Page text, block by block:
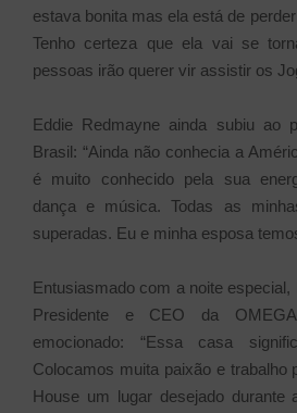
estava bonita mas ela está de
Tenho certeza que ela vai se
pessoas irão querer vir assistir os
Eddie Redmayne ainda subiu ao
Brasil: “Ainda não conhecia a
é muito conhecido pela sua
dança e música. Todas as
superadas. Eu e minha esposa
Entusiasmado com a noite especial,
Presidente e CEO da
emocionado: “Essa casa
Colocamos muita paixão e trabalho
House um lugar desejado durante